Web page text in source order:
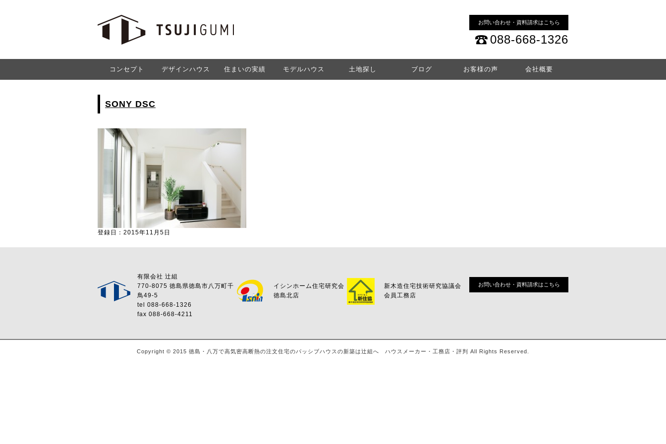
お問い合わせ・資料請求はこちら
088-668-1326
コンセプト デザインハウス 住まいの実績 モデルハウス 土地探し ブログ お客様の声 会社概要
SONY DSC
登録日：2015年11月5日
有限会社 辻組
770-8075 徳島県徳島市八万町千
鳥49-5
tel 088-668-1326
fax 088-668-4211
イシンホーム住宅研究会
徳島北店
新木造住宅技術研究協議会
会員工務店
お問い合わせ・資料請求はこちら
Copyright © 2015 徳島・八万で高気密高断熱の注文住宅のパッシブハウスの新築は辻組へ ハウスメーカー・工務店・評判 All Rights Reserved.